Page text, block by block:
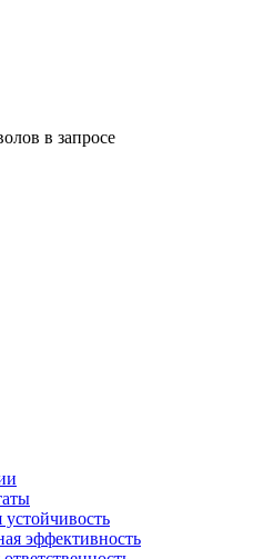
в запросе
эффективность